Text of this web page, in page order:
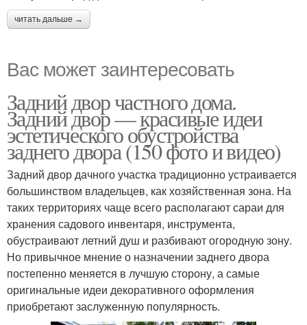
читать дальше →
Вас может заинтересовать
Задний двор частного дома.
Задний двор — красивые идеи
эстетического обустройства
заднего двора (150 фото и видео)
Задний двор дачного участка традиционно устраивается
большинством владельцев, как хозяйственная зона. На
таких территориях чаще всего располагают сараи для
хранения садового инвентаря, инструмента,
обустраивают летний душ и разбивают огородную зону.
Но привычное мнение о назначении заднего двора
постепенно меняется в лучшую сторону, а самые
оригинальные идеи декоративного оформления
приобретают заслуженную популярность.